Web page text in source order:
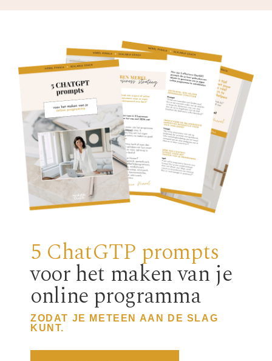
5 ChatGTP prompts
voor het maken van je
online programma
ZODAT JE METEEN AAN DE SLAG
KUNT.